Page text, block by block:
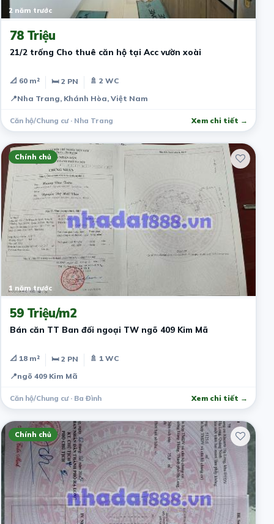
2 năm trước
78 Triệu
21/2 trống Cho thuê căn hộ tại Acc vườn xoài
📐 60 m² 🛏 2 PN
🚿 2 WC
📍Nha Trang, Khánh Hòa, Việt Nam
Căn hộ/Chung cư · Nha Trang Xem chi tiết →
Chính chủ
1 năm trước
59 Triệu/m2
Bán căn TT Ban đối ngoại TW ngõ 409 Kim Mã
📐 18 m² 🛏 2 PN
🚿 1 WC
📍ngõ 409 Kim Mã
Căn hộ/Chung cư · Ba Đình Xem chi tiết →
Chính chủ